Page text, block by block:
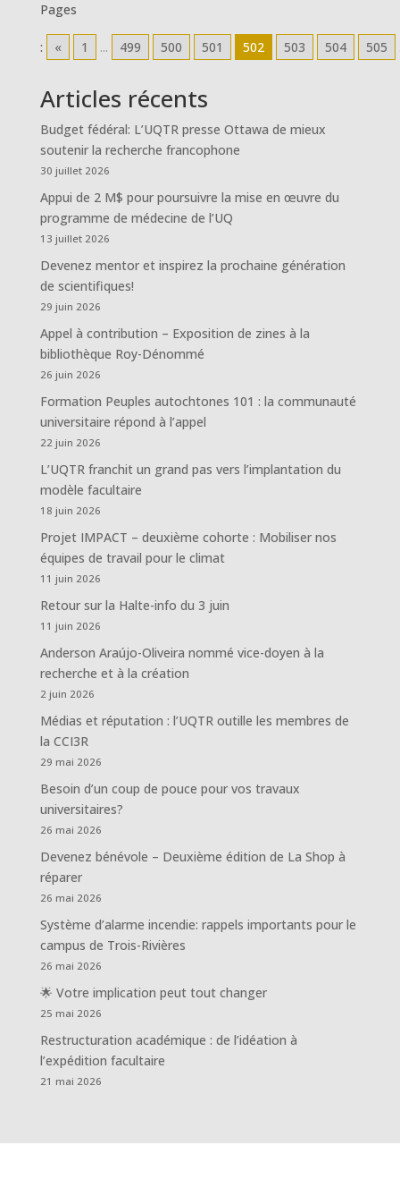
Pages
: « 1 ... 499 500 501 502 503 504 505
Articles récents
Budget fédéral: L’UQTR presse Ottawa de mieux
soutenir la recherche francophone
30 juillet 2026
Appui de 2 M$ pour poursuivre la mise en œuvre du
programme de médecine de l’UQ
13 juillet 2026
Devenez mentor et inspirez la prochaine génération
de scientifiques!
29 juin 2026
Appel à contribution – Exposition de zines à la
bibliothèque Roy-Dénommé
26 juin 2026
Formation Peuples autochtones 101 : la communauté
universitaire répond à l’appel
22 juin 2026
L’UQTR franchit un grand pas vers l’implantation du
modèle facultaire
18 juin 2026
Projet IMPACT – deuxième cohorte : Mobiliser nos
équipes de travail pour le climat
11 juin 2026
Retour sur la Halte-info du 3 juin
11 juin 2026
Anderson Araújo-Oliveira nommé vice-doyen à la
recherche et à la création
2 juin 2026
Médias et réputation : l’UQTR outille les membres de
la CCI3R
29 mai 2026
Besoin d’un coup de pouce pour vos travaux
universitaires?
26 mai 2026
Devenez bénévole – Deuxième édition de La Shop à
réparer
26 mai 2026
Système d’alarme incendie: rappels importants pour le
campus de Trois-Rivières
26 mai 2026
🌟 Votre implication peut tout changer
25 mai 2026
Restructuration académique : de l’idéation à
l’expédition facultaire
21 mai 2026